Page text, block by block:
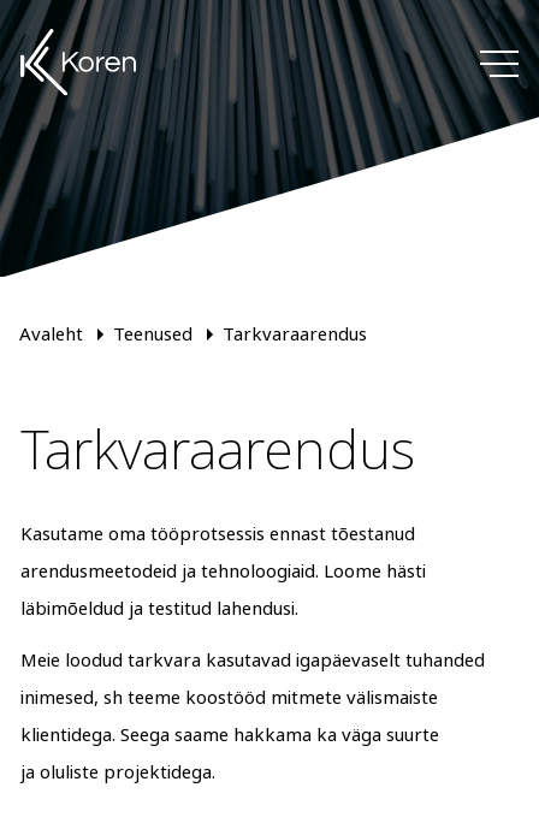
Avaleht Teenused Tarkvaraarendus
Tarkvaraarendus
Kasutame oma tööprotsessis ennast tõestanud
arendusmeetodeid ja tehnoloogiaid. Loome hästi
läbimõeldud ja testitud lahendusi.
Meie loodud tarkvara kasutavad igapäevaselt tuhanded
inimesed, sh teeme koostööd mitmete välismaiste
klientidega. Seega saame hakkama ka väga suurte
ja oluliste projektidega.